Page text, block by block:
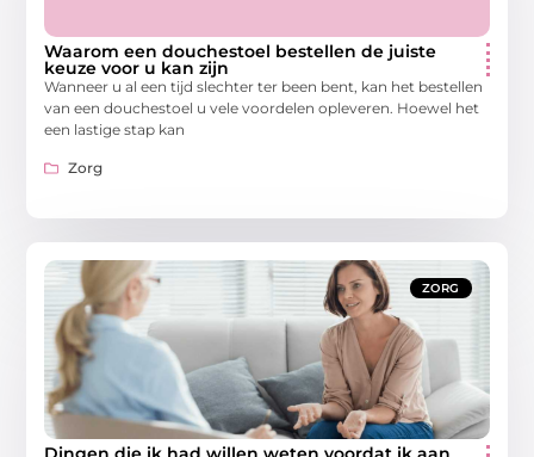
Waarom een douchestoel bestellen de juiste
keuze voor u kan zijn
Wanneer u al een tijd slechter ter been bent, kan het bestellen
van een douchestoel u vele voordelen opleveren. Hoewel het
een lastige stap kan
Zorg
ZORG